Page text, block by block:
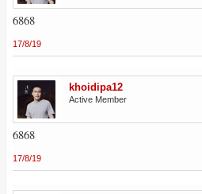
6868
17/8/19
khoidipa12
Active Member
6868
17/8/19